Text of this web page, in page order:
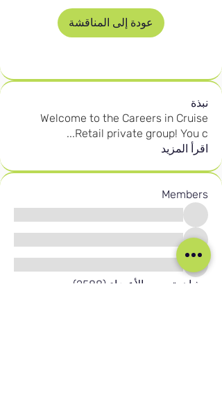
عودة إلى المناقشة
نبذة
Welcome to the Careers in Cruise
Retail private group! You c
...
اقرأ المزيد
Members
مشاهدة جميع الأعضاء (2588)